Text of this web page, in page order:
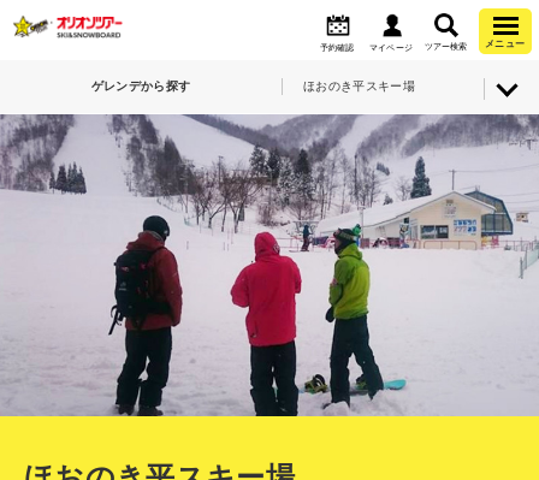
予約確認 マイページ ツアー検索 メニュー
ゲレンデから探す ほおのき平スキー場